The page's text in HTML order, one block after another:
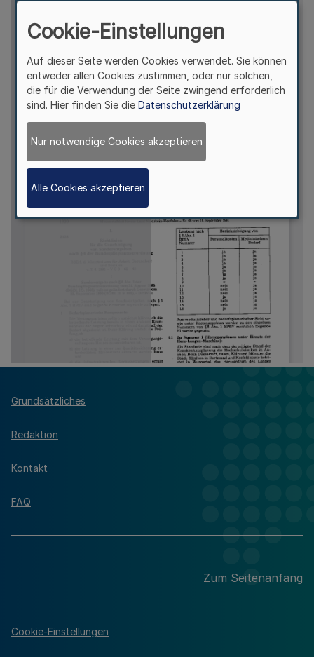
Grundsätzliches
Redaktion
Kontakt
FAQ
Zum Seitenanfang
Cookie-Einstellungen
Cookie-Einstellungen
Auf dieser Seite werden Cookies verwendet. Sie können
entweder allen Cookies zustimmen, oder nur solchen,
die für die Verwendung der Seite zwingend erforderlich
sind. Hier finden Sie die Datenschutzerklärung
Nur notwendige Cookies akzeptieren
Alle Cookies akzeptieren